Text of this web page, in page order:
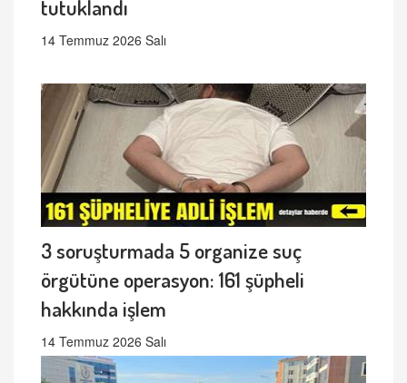
tutuklandı
14 Temmuz 2026 Salı
3 soruşturmada 5 organize suç
örgütüne operasyon: 161 şüpheli
hakkında işlem
14 Temmuz 2026 Salı